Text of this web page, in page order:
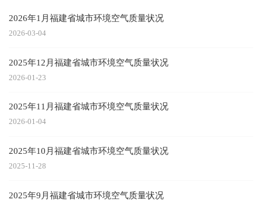
2026年1月福建省城市环境空气质量状况
2026-03-04
2025年12月福建省城市环境空气质量状况
2026-01-23
2025年11月福建省城市环境空气质量状况
2026-01-04
2025年10月福建省城市环境空气质量状况
2025-11-28
2025年9月福建省城市环境空气质量状况